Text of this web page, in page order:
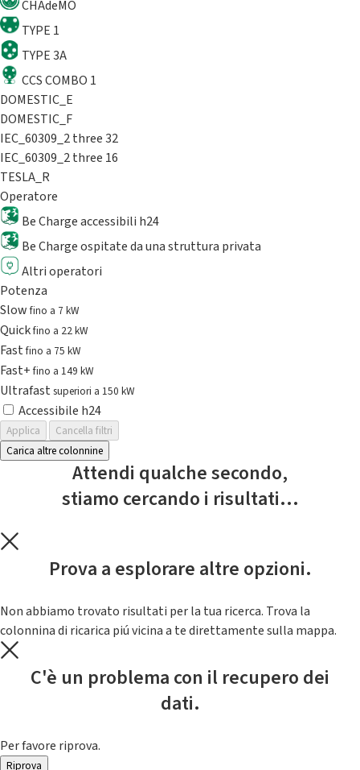
CHAdeMO
TYPE 1
TYPE 3A
CCS COMBO 1
DOMESTIC_E
DOMESTIC_F
IEC_60309_2 three 32
IEC_60309_2 three 16
TESLA_R
Operatore
Be Charge accessibili h24
Be Charge ospitate da una struttura privata
Altri operatori
Potenza
Slowfino a 7 kW
Quickfino a 22 kW
Fastfino a 75 kW
Fast+fino a 149 kW
Ultrafast superiori a 150 kW
Accessibile h24
Applica
Cancella filtri
Carica altre colonnine
Attendi qualche secondo,
stiamo cercando i risultati...
Prova a esplorare altre opzioni.
Non abbiamo trovato risultati per la tua ricerca. Trova la
colonnina di ricarica piú vicina a te direttamente sulla mappa.
C'è un problema con il recupero dei
dati.
Per favore riprova.
Riprova